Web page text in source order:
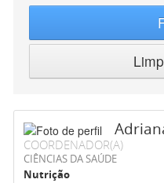
COORDENADOR(A)
CIÊNCIAS DA SAÚDE
Nutrição